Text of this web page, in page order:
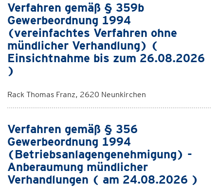
Verfahren gemäß § 359b
Gewerbeordnung 1994
(vereinfachtes Verfahren ohne
mündlicher Verhandlung) (
Einsichtnahme bis zum 26.08.2026
)
Rack Thomas Franz, 2620 Neunkirchen
Verfahren gemäß § 356
Gewerbeordnung 1994
(Betriebsanlagengenehmigung) -
Anberaumung mündlicher
Verhandlungen ( am 24.08.2026 )